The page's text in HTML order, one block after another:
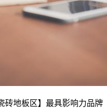
砖地板区】最具影响力品牌